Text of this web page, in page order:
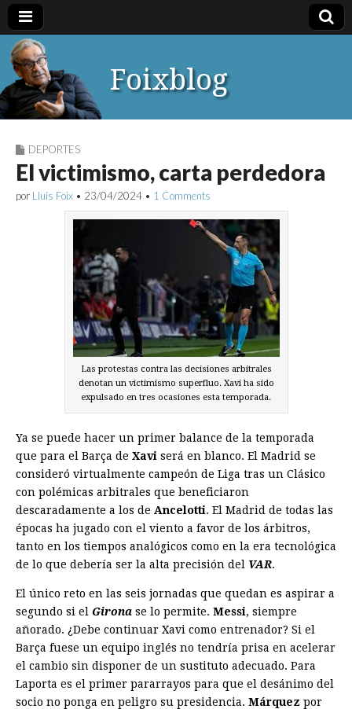
Foixblog
DEPORTES
El victimismo, carta perdedora
por Lluís Foix • 23/04/2024 • 1 Comments
Las protestas contra las decisiones arbitrales
denotan un victimismo superfluo. Xavi ha sido
expulsado en tres ocasiones esta temporada.
Ya se puede hacer un primer balance de la temporada
que para el Barça de Xavi será en blanco. El Madrid se
consideró virtualmente campeón de Liga tras un Clásico
con polémicas arbitrales que beneficiaron
descaradamente a los de Ancelotti. El Madrid de todas las
épocas ha jugado con el viento a favor de los árbitros,
tanto en los tiempos analógicos como en la era tecnológica
de lo que debería ser la alta precisión del VAR.
El único reto en las seis jornadas que quedan es aspirar a
segundo si el Girona se lo permite. Messi, siempre
añorado. ¿Debe continuar Xavi como entrenador? Si el
Barça fuese un equipo inglés no tendría prisa en acelerar
el cambio sin disponer de un sustituto adecuado. Para
Laporta es el primer pararrayos para que el desánimo del
socio no ponga en peligro su presidencia. Márquez por